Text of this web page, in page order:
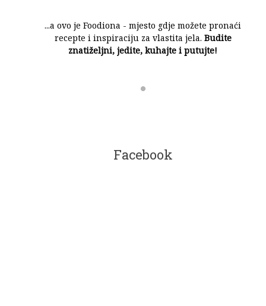
...a ovo je Foodiona - mjesto gdje možete pronaći
recepte i inspiraciju za vlastita jela. Budite
znatiželjni, jedite, kuhajte i putujte!
Facebook